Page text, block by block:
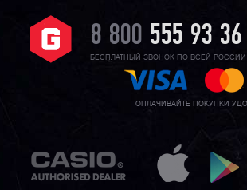
8 800 555 93 36
БЕСПЛАТНЫЙ ЗВОНОК ПО ВСЕЙ РОССИИ
ОПЛАЧИВАЙТЕ ПОКУПКИ